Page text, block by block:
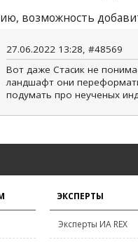
возможность
27.06.2022 13:28, #48569
Вот даже Стасик не
ландшафт они
подумать про неученых
ЭКСПЕРТЫ
Эксперты ИА REX